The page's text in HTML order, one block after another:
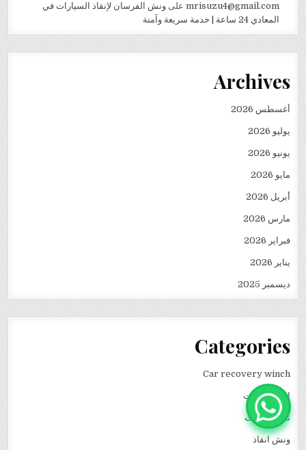
mrisuzu4@gmail.comعلى ونش الفرسان لإنقاذ السيارات في
المعادي 24 ساعة | خدمة سريعة وآمنة
Archives
أغسطس 2026
يوليو 2026
يونيو 2026
مايو 2026
أبريل 2026
مارس 2026
فبراير 2026
يناير 2026
ديسمبر 2025
Categories
Car recovery winch
انقاذ سيارات
نقل كرفانات
ونش انقاذ